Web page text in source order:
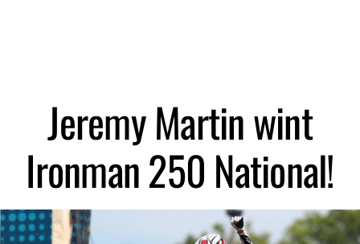
Jeremy Martin wint
Ironman 250 National!